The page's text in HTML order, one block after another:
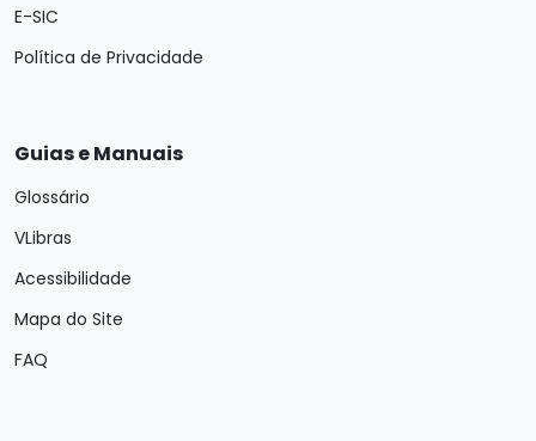
E-SIC
Política de Privacidade
Guias e Manuais
Glossário
VLibras
Acessibilidade
Mapa do Site
FAQ